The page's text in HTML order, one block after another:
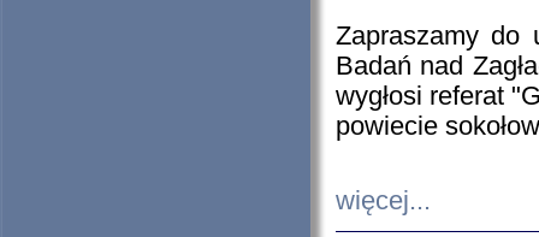
Zapraszamy do
Badań nad
wygłosi referat
powiecie
więcej...